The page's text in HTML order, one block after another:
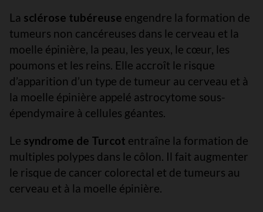
La sclérose tubéreuse engendre la formation de
tumeurs non cancéreuses dans le cerveau et la
moelle épinière, la peau, les yeux, le cœur, les
poumons et les reins. Elle accroît le risque
d’apparition d’un type de tumeur au cerveau et à
la moelle épinière appelé astrocytome sous-
épendymaire à cellules géantes.
Le syndrome de Turcot entraîne la formation de
multiples polypes dans le côlon. Il fait augmenter
le risque de cancer colorectal et de tumeurs au
cerveau et à la moelle épinière.